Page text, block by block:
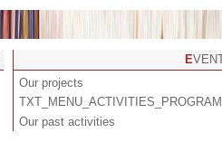
Our projects
Our past activities